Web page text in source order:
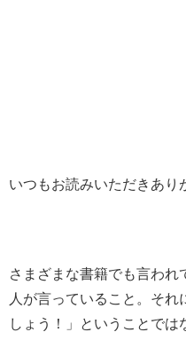
いつもお読みいただきあり
さまざまな書籍でも言われ
人が言っていること。それ
しょう！」ということでは